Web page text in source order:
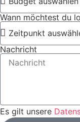
Wann möchtest du
Nachricht
Es gilt unsere